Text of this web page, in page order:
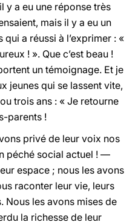
y a eu une réponse très
mais il y a eu un
a réussi à l’exprimer : «
! ». Que c’est beau !
un témoignage. Et je
jeunes qui se lassent vite,
trois ans : « Je retourne
parents !
privé de leur voix nos
péché social actuel ! —
espace ; nous les avons
raconter leur vie, leurs
Nous les avons mises de
la richesse de leur